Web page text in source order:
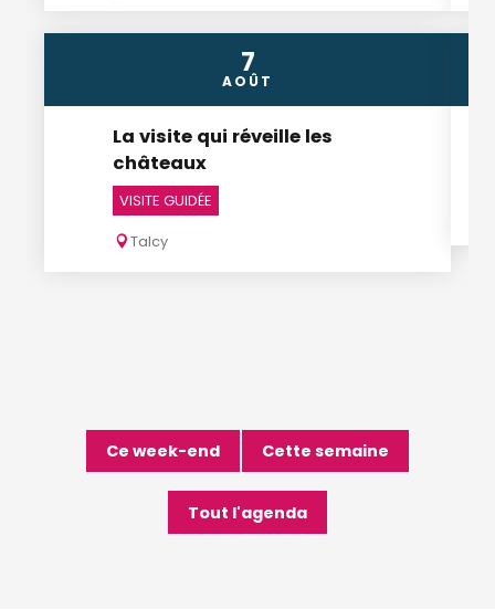
7
AOÛT
La visite qui réveille les
châteaux
VISITE GUIDÉE
Talcy
Ce week-end Cette semaine
Tout l'agenda